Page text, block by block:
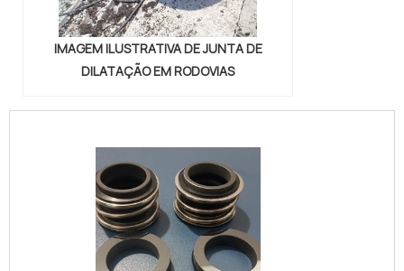
IMAGEM ILUSTRATIVA DE JUNTA DE
DILATAÇÃO EM RODOVIAS